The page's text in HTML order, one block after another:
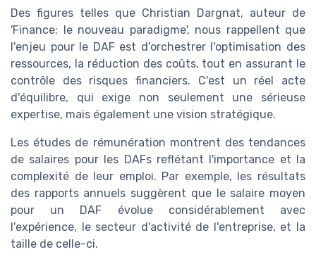
Des figures telles que Christian Dargnat, auteur de
'Finance: le nouveau paradigme', nous rappellent que
l'enjeu pour le DAF est d'orchestrer l'optimisation des
ressources, la réduction des coûts, tout en assurant le
contrôle des risques financiers. C'est un réel acte
d'équilibre, qui exige non seulement une sérieuse
expertise, mais également une vision stratégique.
Les études de rémunération montrent des tendances
de salaires pour les DAFs reflétant l'importance et la
complexité de leur emploi. Par exemple, les résultats
des rapports annuels suggèrent que le salaire moyen
pour un DAF évolue considérablement avec
l'expérience, le secteur d'activité de l'entreprise, et la
taille de celle-ci.